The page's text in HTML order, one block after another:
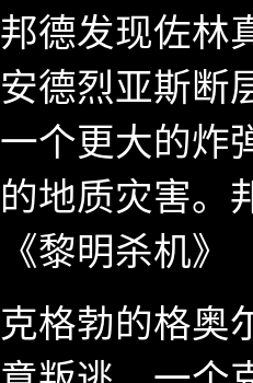
邦德发现佐林
安德烈亚斯断
一个更大的炸
的地质灾害。
《黎明杀机》
克格勃的格奥